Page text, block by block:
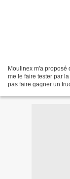
Moulinex m'a proposé
me le faire tester par
pas faire gagner un